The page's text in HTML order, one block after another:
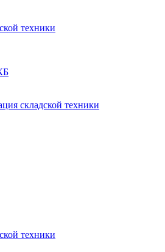
техники
складской техники
техники